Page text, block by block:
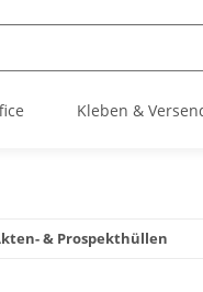
Kleben &
& Prospekthüllen